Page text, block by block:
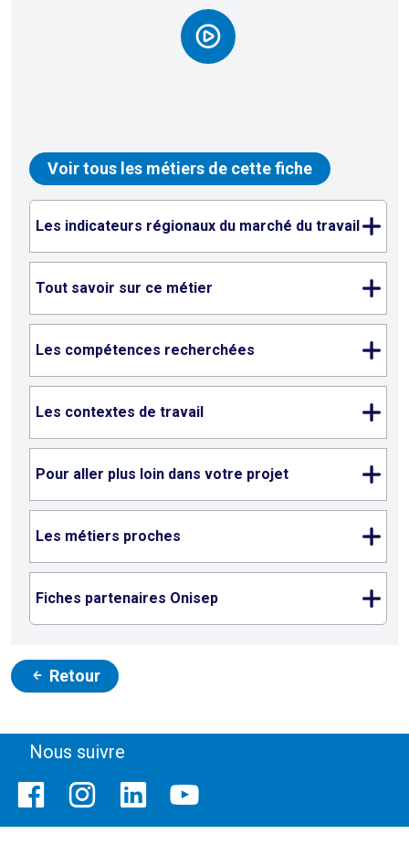
Voir tous les métiers de cette fiche
Les indicateurs régionaux du marché du travail
Tout savoir sur ce métier
Les compétences recherchées
Les contextes de travail
Pour aller plus loin dans votre projet
Les métiers proches
Fiches partenaires Onisep
Retour
Nous suivre